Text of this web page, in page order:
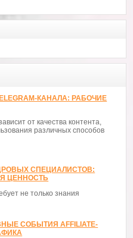
КАНАЛА: РАБОЧИЕ
от качества контента,
различных способов
СПЕЦИАЛИСТОВ:
ЦЕННОСТЬ
не только знания
СОБЫТИЯ AFFILIATE-